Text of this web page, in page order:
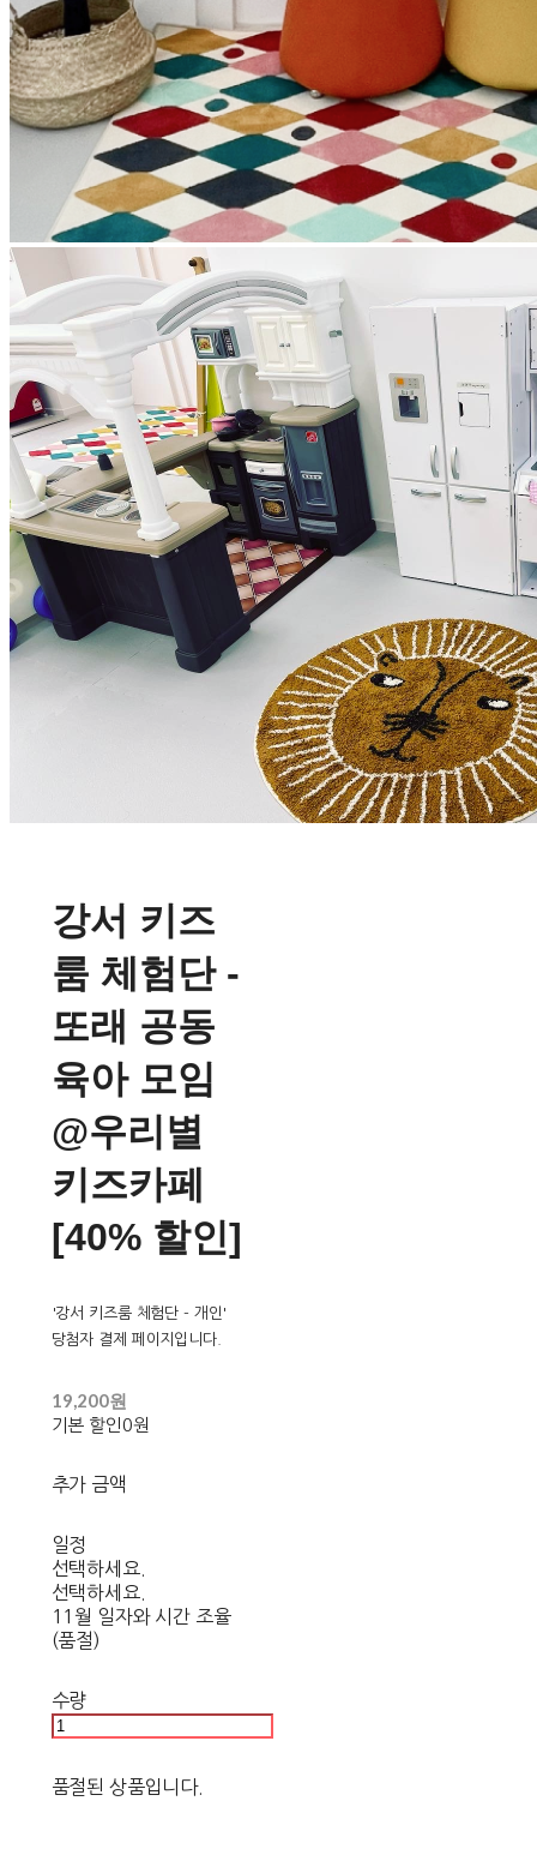
강서 키즈
룸 체험단 -
또래 공동
육아 모임
@우리별
키즈카페
[40% 할인]
'강서 키즈룸 체험단 - 개인'
당첨자 결제 페이지입니다.
19,200원
기본 할인0원
추가 금액
일정
선택하세요.
선택하세요.
11월 일자와 시간 조율
(품절)
수량
품절된 상품입니다.